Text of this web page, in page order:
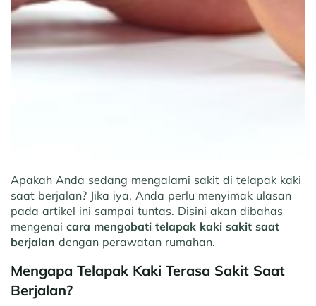
Apakah Anda sedang mengalami sakit di telapak kaki
saat berjalan? Jika iya, Anda perlu menyimak ulasan
pada artikel ini sampai tuntas. Disini akan dibahas
mengenai cara mengobati telapak kaki sakit saat
berjalan dengan perawatan rumahan.
Mengapa Telapak Kaki Terasa Sakit Saat
Berjalan?